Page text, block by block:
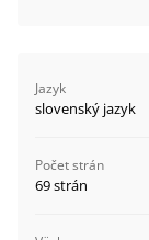
Jazyk
slovenský jazyk
Počet strán
69 strán